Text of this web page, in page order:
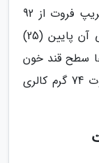
دیابت به ویژه دیابت نوع 2 یاری کند. گریپ فروت از 92
درصد آب تشکیل شده و شاخص گلیسمی آن پایین (25)
سطح قند خون
را به سرعت افزایش نمی دهد. گریپ فروت 74 گرم کالری